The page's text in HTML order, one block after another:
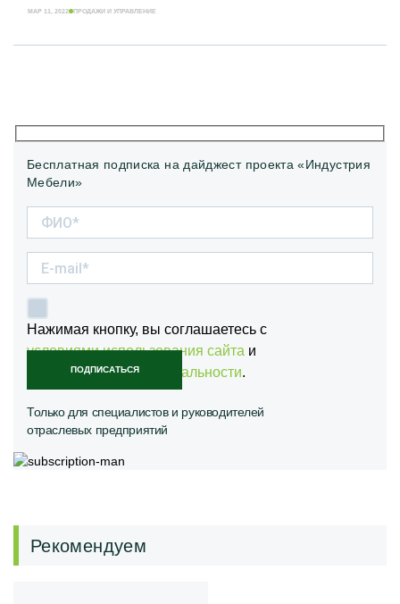
МАР 11, 2022 ПРОДАЖИ И УПРАВЛЕНИЕ
Бесплатная подписка на дайджест проекта «Индустрия
Мебели»
Только для специалистов и руководителей
отраслевых предприятий
Нажимая кнопку, вы соглашаетесь с
условиями использования сайта и
политикой конфиденциальности.
Рекомендуем